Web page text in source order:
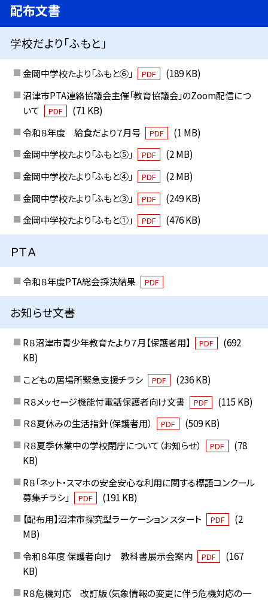
配布文書
学校だより「ふもと」
金岡中学校たより「ふもと⑥」 PDF
(189 KB)
沼津市PTA連絡協議会主催「教育協議会」のZoom配信につ
いて
PDF
(71 KB)
令和８年度 給食だより７月号
PDF
(1 MB)
金岡中学校たより「ふもと⑤」
PDF
(2 MB)
金岡中学校たより「ふもと④」
PDF
(2 MB)
金岡中学校たより「ふもと③」
PDF
(249 KB)
金岡中学校たより「ふもと①」
PDF (476 KB)
ＰＴＡ
令和８年度PTA総会採決結果 PDF
お知らせ文書
R８沼津市青少年教育たより７月【保護者用】 PDF
(692
KB)
こどもの居場所緊急支援チラシ
PDF
(236 KB)
Ｒ８メッセージ機能付電話保護者向け文書
PDF
(115 KB)
Ｒ８夏休みの生活指針（保護者用）
PDF
(509 KB)
Ｒ８夏季休業中の学校閉庁について（お知らせ）
PDF
(78
KB)
R８「ネット・スマホの安全安心な利用に関する標語コンクール
募集チラシ」
PDF
(191 KB)
【配布用】沼津市探究型ラーケーション スタート
PDF
(2
MB)
令和８年度 保護者向け 教科書展示会案内
PDF
(167
KB)
R８危機対応 改訂版（気象情報の変更に伴う危機対応の一